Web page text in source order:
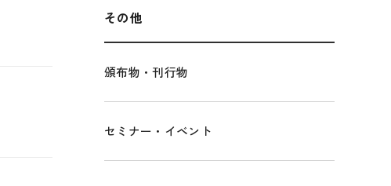
国土強靭化・社会基盤整備・震災復興
その他
頒布物・刊行物
セミナー・イベント